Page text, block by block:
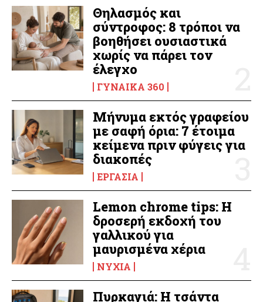
Θηλασμός και
σύντροφος: 8 τρόποι να
βοηθήσει ουσιαστικά
χωρίς να πάρει τον
έλεγχο
ΓΥΝΑΊΚΑ 360
Μήνυμα εκτός γραφείου
με σαφή όρια: 7 έτοιμα
κείμενα πριν φύγεις για
διακοπές
ΕΡΓΑΣΊΑ
Lemon chrome tips: Η
δροσερή εκδοχή του
γαλλικού για
μαυρισμένα χέρια
ΝΎΧΙΑ
Πυρκαγιά: Η τσάντα